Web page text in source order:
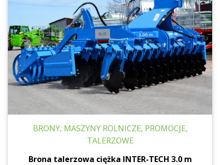
BRONY, MASZYNY ROLNICZE, PROMOCJE,
TALERZOWE
Brona talerzowa ciężka INTER-TECH 3.0 m